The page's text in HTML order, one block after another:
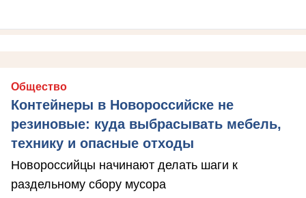
Общество
Контейнеры в Новороссийске не
резиновые: куда выбрасывать мебель,
технику и опасные отходы
Новороссийцы начинают делать шаги к
раздельному сбору мусора